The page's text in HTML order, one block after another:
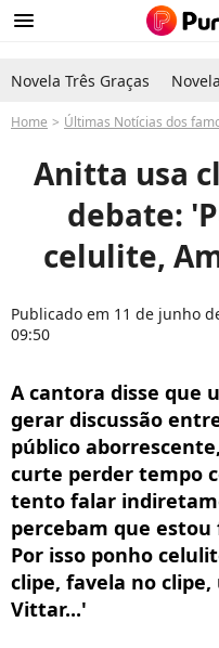
menu
Novela Três Graças
Home Últimas Notícias dos
Anitta usa
debate:
celulite,
Publicado em 11 de junho
09:50
A cantora disse que
gerar discussão
público
curte perder tempo
tento falar
percebam que estou
Por isso ponho
clipe, favela no
Vittar...'